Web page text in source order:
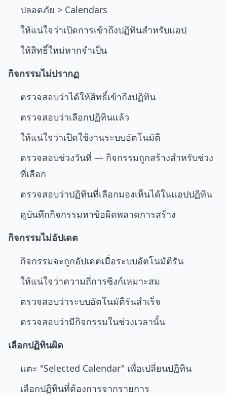
ปลอดภัย > Calendars
ให้แน่ใจว่าเปิดการเข้าถึงปฏิทินสำหรับแอป
ให้สิทธิ์ใหม่หากจำเป็น
กิจกรรมไม่ปรากฏ
ตรวจสอบว่าได้ให้สิทธิ์เข้าถึงปฏิทิน
ตรวจสอบว่าเลือกปฏิทินแล้ว
ให้แน่ใจว่าเปิดใช้งานระบบอัตโนมัติ
ตรวจสอบช่วงวันที่ — กิจกรรมถูกสร้างสำหรับช่วง
ที่เลือก
ตรวจสอบว่าปฏิทินที่เลือกมองเห็นได้ในแอปปฏิทิน
ดูบันทึกกิจกรรมหาข้อผิดพลาดการสร้าง
กิจกรรมไม่อัปเดต
กิจกรรมจะถูกอัปเดตเมื่อระบบอัตโนมัติรัน
ให้แน่ใจว่าความถี่การซิงก์เหมาะสม
ตรวจสอบว่าระบบอัตโนมัติรันสำเร็จ
ตรวจสอบว่ามีกิจกรรมในช่วงเวลานั้น
เลือกปฏิทินผิด
แตะ "Selected Calendar" เพื่อเปลี่ยนปฏิทิน
เลือกปฏิทินที่ต้องการจากรายการ